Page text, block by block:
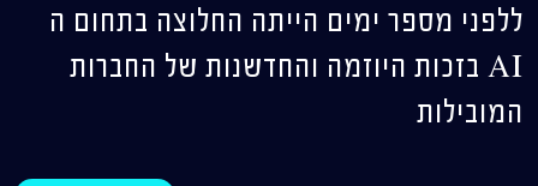
ללפני מספר ימים הייתה החלוצה בתחום ה
AI בזכות היוזמה והחדשנות של החברות
המובילות